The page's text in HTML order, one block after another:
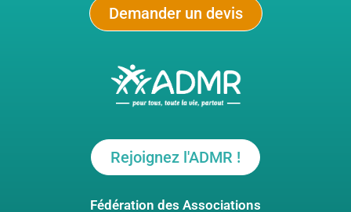
Demander un devis
Rejoignez l'ADMR !
Fédération des Associations